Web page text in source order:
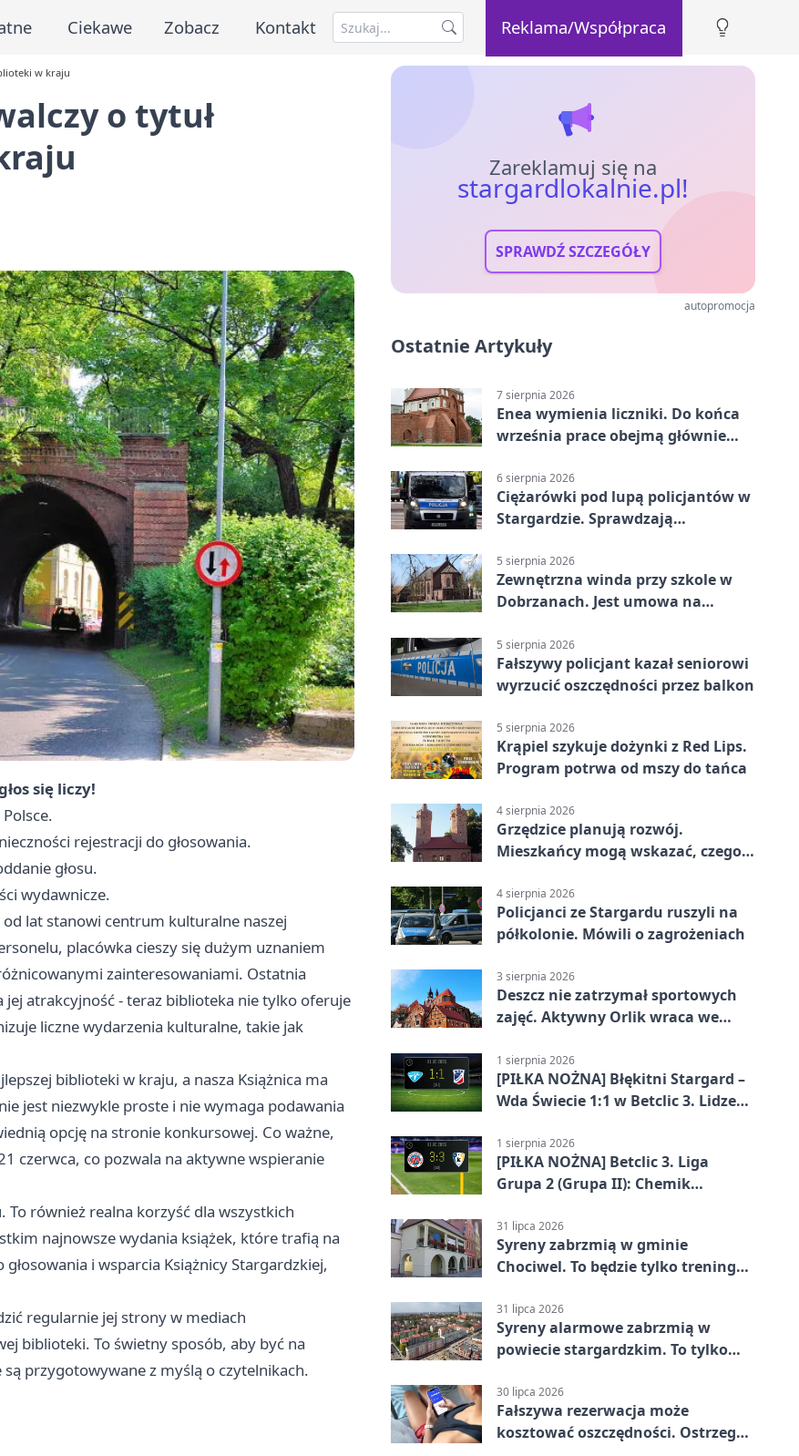
Ciekawe Zobacz Kontakt Reklama/Współpraca
w kraju
o tytuł
się liczy!
rejestracji do głosowania.
głosu.
wydawnicze.
od lat stanowi centrum kulturalne naszej
placówka cieszy się dużym uznaniem
zainteresowaniami. Ostatnia
jej atrakcyjność - teraz biblioteka nie tylko oferuje
liczne wydarzenia kulturalne, takie jak
biblioteki w kraju, a nasza Książnica ma
jest niezwykle proste i nie wymaga podawania
opcję na stronie konkursowej. Co ważne,
czerwca, co pozwala na aktywne wspieranie
również realna korzyść dla wszystkich
najnowsze wydania książek, które trafią na
i wsparcia Książnicy Stargardzkiej,
regularnie jej strony w mediach
biblioteki. To świetny sposób, aby być na
przygotowywane z myślą o czytelnikach.
Zareklamuj się na
stargardlokalnie.pl!
SPRAWDŹ SZCZEGÓŁY
autopromocja
Ostatnie Artykuły
7 sierpnia 2026
Enea wymienia liczniki. Do końca
września prace obejmą głównie
6 sierpnia 2026
Ciężarówki pod lupą policjantów w
Stargardzie. Sprawdzają
5 sierpnia 2026
Zewnętrzna winda przy szkole w
Dobrzanach. Jest umowa na
5 sierpnia 2026
Fałszywy policjant kazał seniorowi
wyrzucić oszczędności przez balkon
5 sierpnia 2026
Krąpiel szykuje dożynki z Red Lips.
Program potrwa od mszy do tańca
4 sierpnia 2026
Grzędzice planują rozwój.
Mieszkańcy mogą wskazać, czego
4 sierpnia 2026
Policjanci ze Stargardu ruszyli na
półkolonie. Mówili o zagrożeniach
3 sierpnia 2026
Deszcz nie zatrzymał sportowych
zajęć. Aktywny Orlik wraca we
1 sierpnia 2026
[PIŁKA NOŻNA] Błękitni Stargard –
Wda Świecie 1:1 w Betclic 3. Lidze
1 sierpnia 2026
[PIŁKA NOŻNA] Betclic 3. Liga
Grupa 2 (Grupa II): Chemik
Stargard 3:3
31 lipca 2026
Syreny zabrzmią w gminie
Chociwel. To będzie tylko trening
31 lipca 2026
Syreny alarmowe zabrzmią w
powiecie stargardzkim. To tylko
30 lipca 2026
Fałszywa rezerwacja może
kosztować oszczędności. Ostrzega